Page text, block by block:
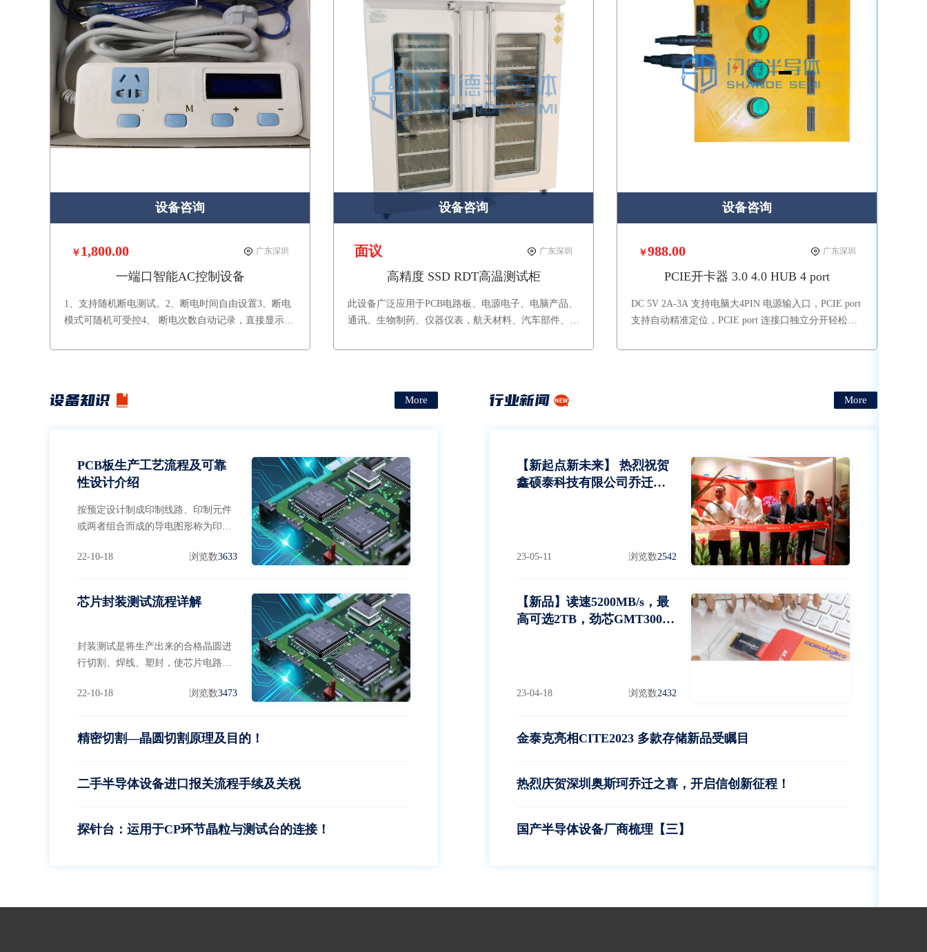
设备咨询
￥ 1,800.00 广东深圳
一端口智能AC控制设备
1、支持随机断电测试。2、断电时间自由设置3、断电
模式可随机可受控4、 断电次数自动记录，直接显示
全部采用工业级要求设计
设备咨询
面议 广东深圳
高精度 SSD RDT高温测试柜
此设备广泛应用于PCB电路板、电源电子、电脑产品、
通讯、生物制药、仪器仪表，航天材料、汽车部件、橡
的老化筛选试验
设备咨询
￥988.00 广东深圳
PCIE开卡器 3.0 4.0 HUB 4 port
DC 5V 2A-3A 支持电脑大4PIN 电源输入口，PCIE port
支持自动精准定位，PCIE port 连接口独立分开轻松固
灯，PCIE port 对应独立电源开关
设备知识 More
PCB板生产工艺流程及可靠
性设计介绍
按预定设计制成印制线路、印制元件
或两者组合而成的导电图形称为印制
流程。
22-10-18 浏览数3633
芯片封装测试流程详解
封装测试是将生产出来的合格晶圆进
行切割、焊线、塑封，使芯片电路与
供机械物理保护，并利用集成电路设
的芯片进行功能和性能测试。
22-10-18 浏览数3473
精密切割—晶圆切割原理及目的！
二手半导体设备进口报关流程手续及关税
探针台：运用于CP环节晶粒与测试台的连接！
行业新闻 More
【新起点新未来】 热烈祝贺
鑫硕泰科技有限公司乔迁大
23-05-11 浏览数2542
【新品】读速5200MB/s，最
高可选2TB，劲芯GMT3000
23-04-18 浏览数2432
金泰克亮相CITE2023 多款存储新品受瞩目
热烈庆贺深圳奥斯珂乔迁之喜，开启信创新征程！
国产半导体设备厂商梳理【三】